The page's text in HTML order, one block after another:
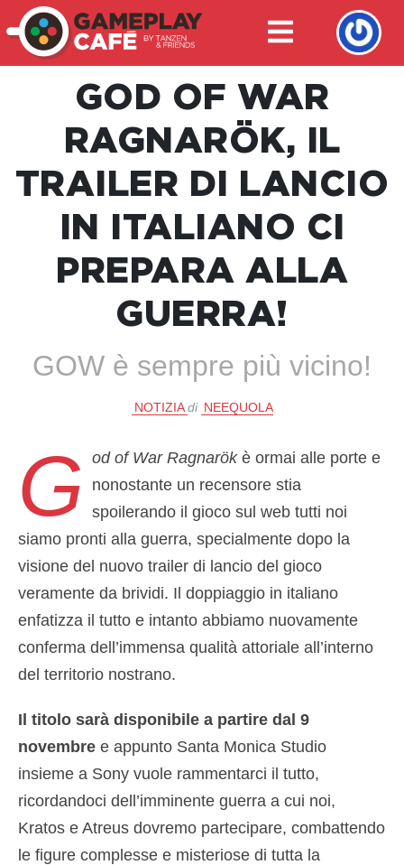
GOD OF WAR
RAGNARÖK, IL
TRAILER DI LANCIO
IN ITALIANO CI
PREPARA ALLA
GUERRA!
GOW è sempre più vicino!
NOTIZIA di NEEQUOLA
G od of War Ragnarökè ormai alle porte e
nonostante un recensore stia
spoilerando il gioco sul web tutti noi
siamo pronti alla guerra, specialmente dopo la
visione del nuovo trailer di lancio del gioco
veramente da brividi. Il doppiaggio in italiano
enfatizza il tutto e intanto abbiamo nuovamente
conferma dell’immensa qualità attoriale all’interno
del territorio nostrano.
Il titolo sarà disponibile a partire dal 9
novembre e appunto Santa Monica Studio
insieme a Sony vuole rammentarci il tutto,
ricordandoci dell’imminente guerra a cui noi,
Kratos e Atreus dovremo partecipare, combattendo
le figure complesse e misteriose di tutta la